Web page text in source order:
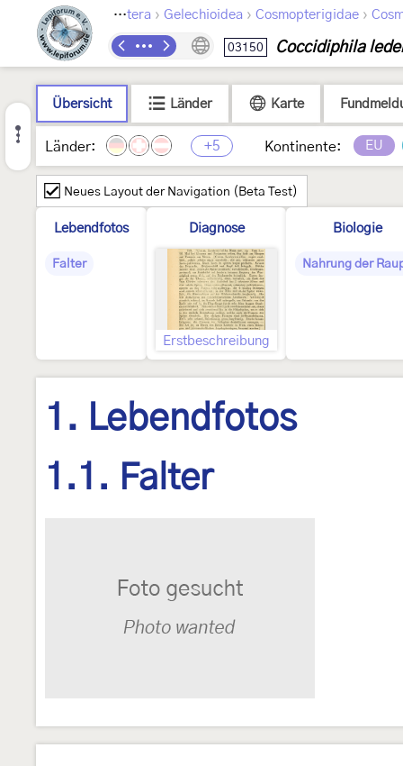
Lepidoptera › Gelechioidea › Cosmopterigidae ›
03150 Coccidiphila
Übersicht Länder Karte
Länder: +5 Kontinente: EU
Neues Layout der Navigation (Beta Test)
Lebendfotos
Falter
Diagnose
Erstbeschreibung
Biologie
Nahrung der
1. Lebendfotos
1.1. Falter